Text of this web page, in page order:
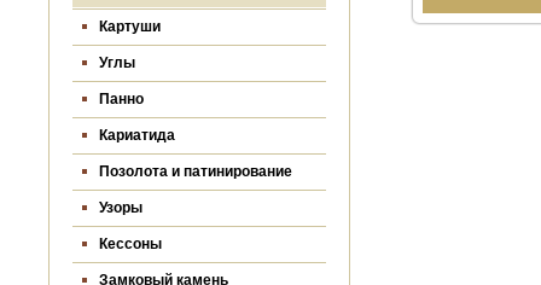
Картуши
Углы
Панно
Кариатида
Позолота и патинирование
Узоры
Кессоны
Замковый камень